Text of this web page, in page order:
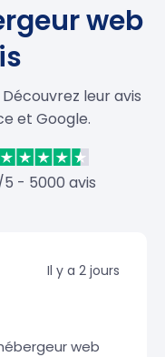
web
leur avis
et Google.
5 - 5000 avis
Il y a 2 jours
web